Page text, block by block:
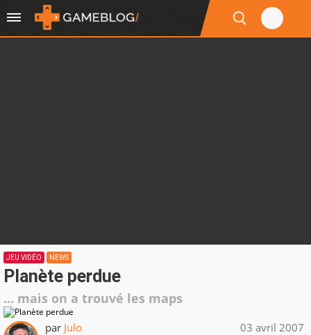
JEU VIDÉO NEWS
Planète perdue
... mais on a trouvé les maps
par Julo 03 avril 2007